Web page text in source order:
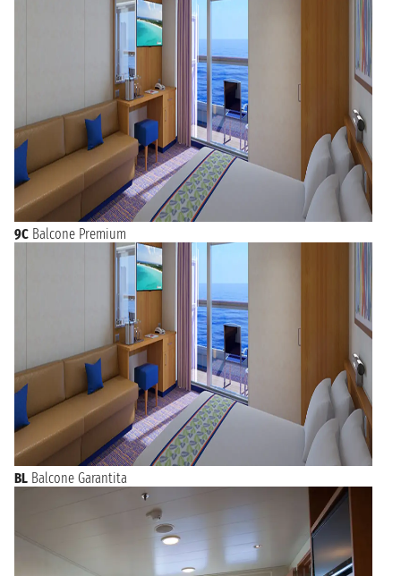
9C Balcone Premium
BL Balcone Garantita